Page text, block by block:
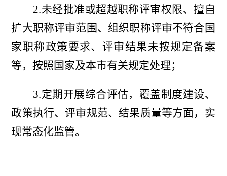
2.未经批准或超越职称评审权限、擅自
扩大职称评审范围、 组织职称评审不符合国
家职称政策要求、 评审结果未按规定备案
等，按照国家及本市有关规定处理；
3.定期开展综合评估，覆盖制度建设、
政策执行、评审规范、结果质量等方面，实
现常态化监管。